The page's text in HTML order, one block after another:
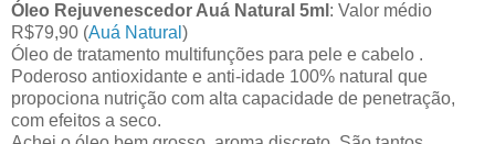
Óleo Rejuvenescedor Auá Natural 5ml : Valor médio
R$79,90 (Auá Natural )
Óleo de tratamento multifunções para pele e cabelo .
Poderoso antioxidante e anti-idade 100% natural que
propociona nutrição com alta capacidade de penetração,
com efeitos a seco.